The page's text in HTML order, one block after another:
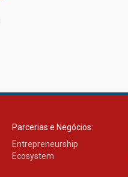
Parcerias e Negócios:
Entrepreneurship
Ecosystem